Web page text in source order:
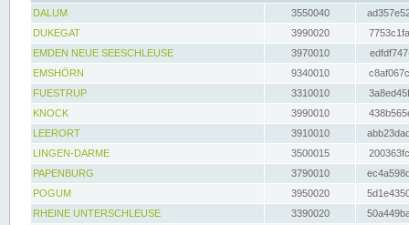
DALUM
3550040
DUKEGAT
3990020
EMDEN NEUE SEESCHLEUSE
3970010
EMSHÖRN
9340010
FUESTRUP
3310010
KNOCK
3990010
LEERORT
3910010
LINGEN-DARME
3500015
PAPENBURG
3790010
POGUM
3950020
RHEINE UNTERSCHLEUSE
3390020